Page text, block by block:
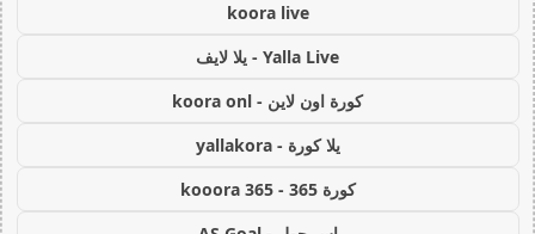
koora live
Yalla Live - يلا لايف
كورة اون لاين - koora onl
يلا كورة - yallakora
كورة 365 - kooora 365